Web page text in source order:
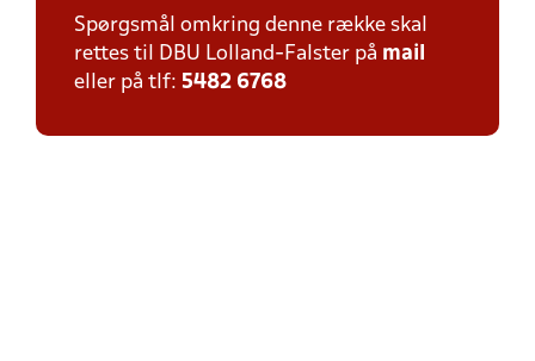
Spørgsmål omkring denne række skal
rettes til DBU Lolland-Falster på mail
eller på tlf: 5482 6768